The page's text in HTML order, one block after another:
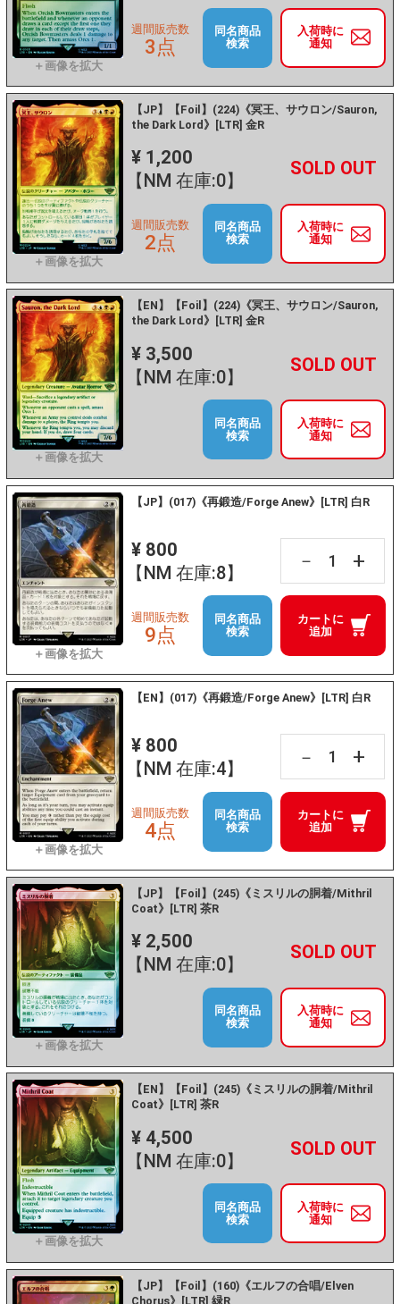
入荷時に
通知
週間販売数
3点
同名商品
検索
【JP】【Foil】(224)《冥王、サウロン/Sauron,
the Dark Lord》[LTR] 金R
¥ 1,200
【NM 在庫:0】
－ +
入荷時に
通知
週間販売数
2点
同名商品
検索
【EN】【Foil】(224)《冥王、サウロン/Sauron,
the Dark Lord》[LTR] 金R
¥ 3,500
【NM 在庫:0】
－ +
入荷時に
通知
同名商品
検索
【JP】(017)《再鍛造/Forge Anew》[LTR] 白R
¥ 800
【NM 在庫:8】
－ +
カートに
追加
週間販売数
9点
同名商品
検索
【EN】(017)《再鍛造/Forge Anew》[LTR] 白R
¥ 800
【NM 在庫:4】
－ +
カートに
追加
週間販売数
4点
同名商品
検索
【JP】【Foil】(245)《ミスリルの胴着/Mithril
Coat》[LTR] 茶R
¥ 2,500
【NM 在庫:0】
－ +
入荷時に
通知
同名商品
検索
【EN】【Foil】(245)《ミスリルの胴着/Mithril
Coat》[LTR] 茶R
¥ 4,500
【NM 在庫:0】
－ +
入荷時に
通知
同名商品
検索
【JP】【Foil】(160)《エルフの合唱/Elven
Chorus》[LTR] 緑R